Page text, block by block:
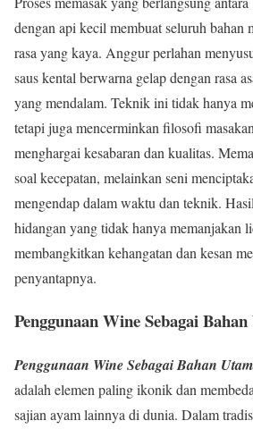
dengan api kecil membuat seluruh bahan
rasa yang kaya. Anggur perlahan
saus kental berwarna gelap dengan rasa
yang mendalam. Teknik ini tidak hanya
tetapi juga mencerminkan filosofi
menghargai kesabaran dan kualitas.
soal kecepatan, melainkan seni
mengendap dalam waktu dan teknik.
hidangan yang tidak hanya memanjakan
membangkitkan kehangatan dan kesan
penyantapnya.
Penggunaan Wine Sebagai
Penggunaan Wine Sebagai Bahan
adalah elemen paling ikonik dan
sajian ayam lainnya di dunia. Dalam